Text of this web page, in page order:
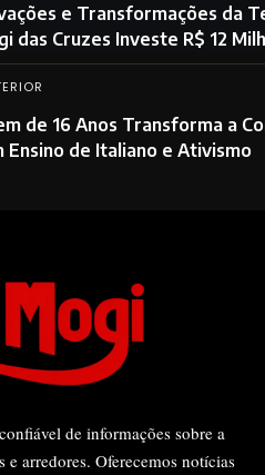
e Transformações da
das Cruzes Investe R$ 12
de 16 Anos Transforma a
Ensino de Italiano e Ativismo
de informações sobre a
e arredores. Oferecemos notícias